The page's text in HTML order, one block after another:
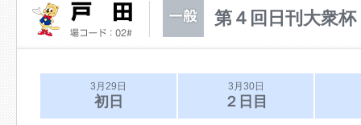
第４回日刊大衆杯
3月29日
初日
3月30日
２日目